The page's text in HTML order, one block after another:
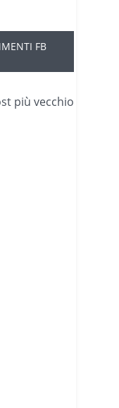
FB
più vecchio